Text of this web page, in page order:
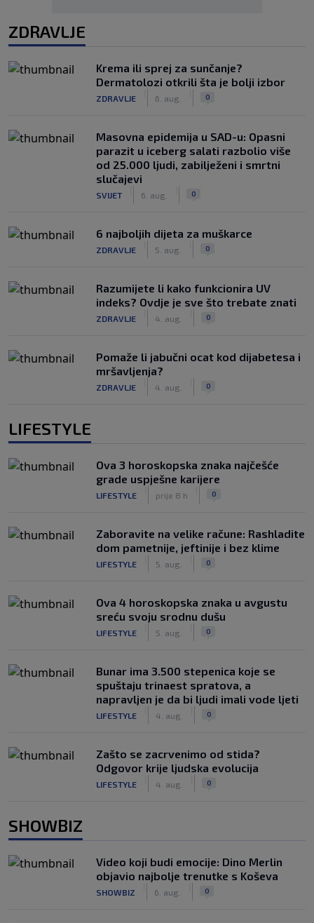
ZDRAVLJE
Krema ili sprej za sunčanje?
Dermatolozi otkrili šta je bolji izbor
ZDRAVLJE 6. aug. 0
Masovna epidemija u SAD-u: Opasni
parazit u iceberg salati razbolio više
od 25.000 ljudi, zabilježeni i smrtni
slučajevi
SVIJET 6. aug. 0
6 najboljih dijeta za muškarce
ZDRAVLJE 5. aug. 0
Razumijete li kako funkcionira UV
indeks? Ovdje je sve što trebate znati
ZDRAVLJE 4. aug. 0
Pomaže li jabučni ocat kod dijabetesa i
mršavljenja?
ZDRAVLJE 4. aug. 0
LIFESTYLE
Ova 3 horoskopska znaka najčešće
grade uspješne karijere
LIFESTYLE prije 8 h 0
Zaboravite na velike račune: Rashladite
dom pametnije, jeftinije i bez klime
LIFESTYLE 5. aug. 0
Ova 4 horoskopska znaka u avgustu
sreću svoju srodnu dušu
LIFESTYLE 5. aug. 0
Bunar imа 3.500 stepenica koje se
spuštaju trinaest spratova, a
napravljen je da bi ljudi imali vode ljeti
LIFESTYLE 4. aug. 0
Zašto se zacrvenimo od stida?
Odgovor krije ljudska evolucija
LIFESTYLE 4. aug. 0
SHOWBIZ
Video koji budi emocije: Dino Merlin
objavio najbolje trenutke s Koševa
SHOWBIZ 6. aug. 0